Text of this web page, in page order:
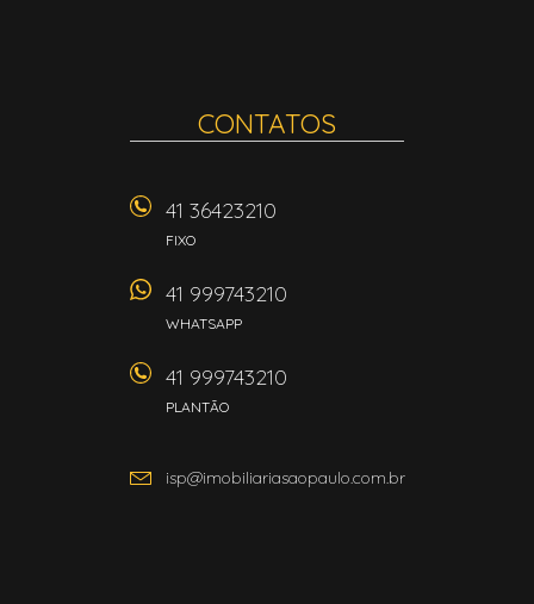
CONTATOS
41 36423210
FIXO
41 999743210
WHATSAPP
41 999743210
PLANTÃO
isp@imobiliariasaopaulo.com.br